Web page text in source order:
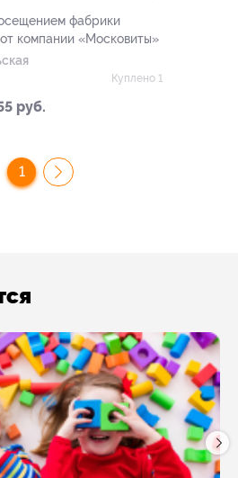
фабрики
компании «Московиты»
руб.
Куплено 1
1